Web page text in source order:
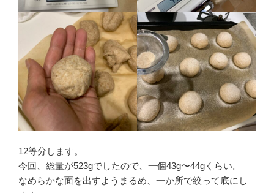
12等分します。
今回、総量が523gでしたので、一個43g〜44gくらい。
なめらかな面を出すようまるめ、一か所で絞って底にし